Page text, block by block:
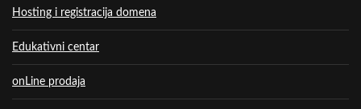
Hosting i registracija domena
Edukativni centar
onLine prodaja